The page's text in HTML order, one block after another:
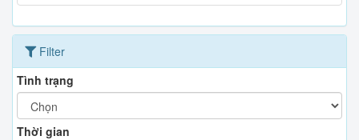
Filter
Tình trạng
Thời gian